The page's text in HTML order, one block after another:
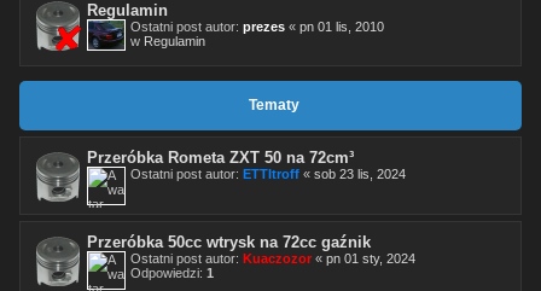
Regulamin
Ostatni post autor: prezes « pn 01 lis, 2010
w Regulamin
Tematy
Przeróbka Rometa ZXT 50 na 72cm³
Ostatni post autor: ETTItroff « sob 23 lis, 2024
Przeróbka 50cc wtrysk na 72cc gaźnik
Ostatni post autor: Kuaczozor « pn 01 sty, 2024
Odpowiedzi: 1